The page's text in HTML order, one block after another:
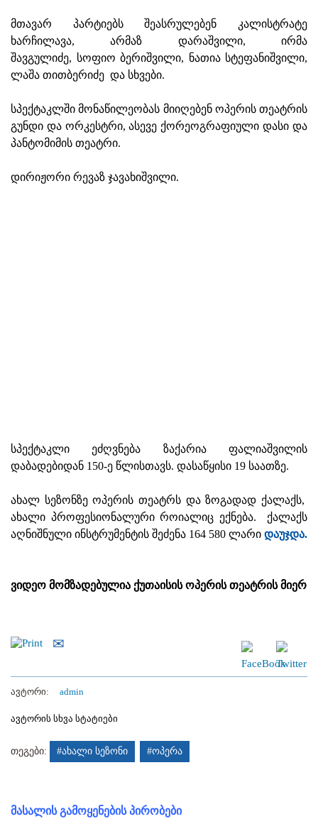
მთავარ პარტიებს შეასრულებენ კალისტრატე
ხარჩილავა, არმაზ დარაშვილი, ირმა
შავგულიძე, სოფიო ბერიშვილი, ნათია სტეფანიშვილი,
ლაშა თითბერიძე და სხვები.
სპექტაკლში მონაწილეობას მიიღებენ ოპერის თეატრის
გუნდი და ორკესტრი, ასევე ქორეოგრაფიული დასი და
პანტომიმის თეატრი.
დირიჟორი რევაზ ჯავახიშვილი.
სპექტაკლი ეძღვნება ზაქარია ფალიაშვილის
დაბადებიდან 150-ე წლისთავს. დასაწყისი 19 საათზე.
ახალ სეზონზე ოპერის თეატრს და ზოგადად ქალაქს,
ახალი პროფესიონალური როიალიც ექნება. ქალაქს
აღნიშნული ინსტრუმენტის შეძენა 164 580 ლარი დაუჯდა.
ვიდეო მომზადებულია ქუთაისის ოპერის თეატრის მიერ
ავტორი: admin
ავტორის სხვა სტატიები
თეგები: #ახალი სეზონი #ოპერა
მასალის გამოყენების პირობები